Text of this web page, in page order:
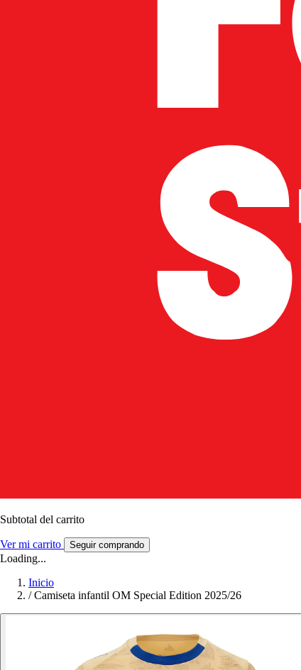
Subtotal del carrito
Ver mi carrito Seguir comprando
Loading...
Inicio
/ Camiseta infantil OM Special Edition 2025/26